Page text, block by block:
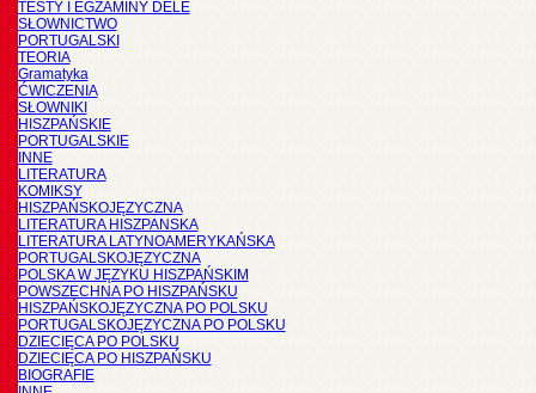
TESTY I EGZAMINY DELE
SŁOWNICTWO
PORTUGALSKI
TEORIA
Gramatyka
ĆWICZENIA
SŁOWNIKI
HISZPAŃSKIE
PORTUGALSKIE
INNE
LITERATURA
KOMIKSY
HISZPAŃSKOJĘZYCZNA
LITERATURA HISZPANSKA
LITERATURA LATYNOAMERYKAŃSKA
PORTUGALSKOJĘZYCZNA
POLSKA W JĘZYKU HISZPAŃSKIM
POWSZECHNA PO HISZPAŃSKU
HISZPAŃSKOJĘZYCZNA PO POLSKU
PORTUGALSKOJĘZYCZNA PO POLSKU
DZIECIĘCA PO POLSKU
DZIECIĘCA PO HISZPAŃSKU
BIOGRAFIE